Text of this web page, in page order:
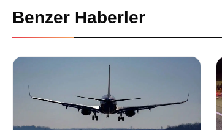
Benzer Haberler